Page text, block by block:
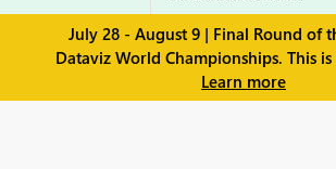
July 28 - August 9 | Final Round of
Dataviz World Championships. This
Learn more